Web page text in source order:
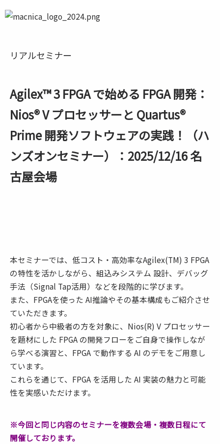
リアルセミナー
Agilex™ 3 FPGA で始める FPGA 開発：
Nios® V プロセッサーと Quartus®
Prime 開発ソフトウェアの実践！（ハ
ンズオンセミナー）：2025/12/16 名
古屋会場
本セミナーでは、低コスト・高効率なAgilex(TM) 3 FPGA
の特性を活かしながら、組込みシステム 設計、デバッグ
手法（Signal Tap活用）などを段階的に学びます。
また、FPGAを使った AI推論やその基本構成もご紹介させ
ていただきます。
初心者から中級者の方を対象に、Nios(R) V プロセッサー
を題材にした FPGA の開発フローをご自身で操作しなが
ら学べる演習と、FPGA で動作する AI のデモをご用意し
ています。
これらを通じて、FPGA を活用した AI 実装の魅力と可能
性を実感いただけます。
※今回と同じ内容のセミナーを複数会場・複数日程にて
開催しております。